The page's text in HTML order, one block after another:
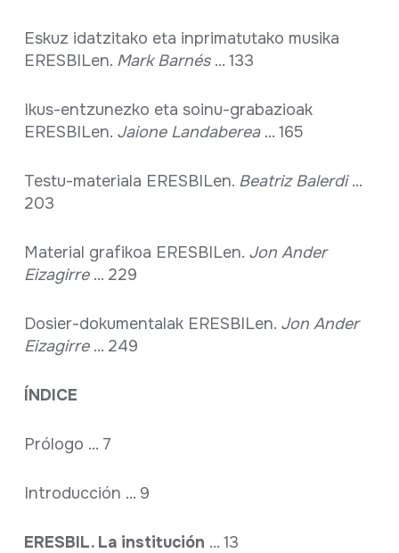
Eskuz idatzitako eta inprimatutako musika
ERESBILen. Mark Barnés... 133
Ikus-entzunezko eta soinu-grabazioak
ERESBILen. Jaione Landaberea... 165
Testu-materiala ERESBILen. Beatriz Balerdi...
203
Material grafikoa ERESBILen. Jon Ander
Eizagirre... 229
Dosier-dokumentalak ERESBILen. Jon Ander
Eizagirre... 249
ÍNDICE
Prólogo ... 7
Introducción ... 9
ERESBIL. La institución ... 13